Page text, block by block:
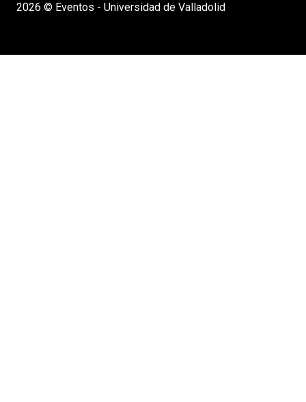
2026 © Eventos - Universidad de Valladolid